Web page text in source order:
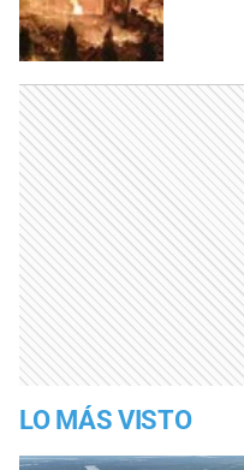
LO MÁS VISTO